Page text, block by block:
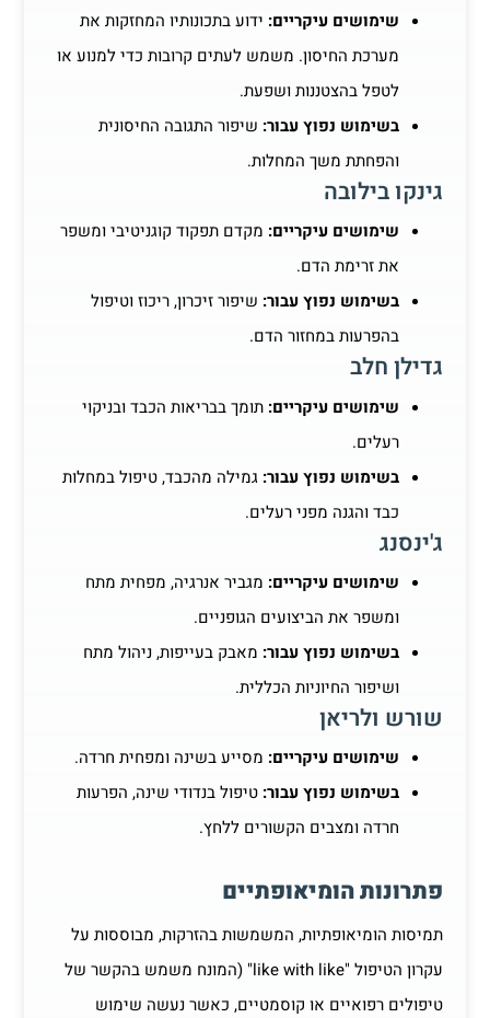
שימושים עיקריים: ידוע בתכונותיו המחזקות את
מערכת החיסון. משמש לעתים קרובות כדי למנוע או
לטפל בהצטננות ושפעת.
בשימוש נפוץ עבור: שיפור התגובה החיסונית
והפחתת משך המחלות.
גינקו בילובה
שימושים עיקריים: מקדם תפקוד קוגניטיבי ומשפר
את זרימת הדם.
בשימוש נפוץ עבור: שיפור זיכרון, ריכוז וטיפול
בהפרעות במחזור הדם.
גדילן חלב
שימושים עיקריים: תומך בבריאות הכבד ובניקוי
רעלים.
בשימוש נפוץ עבור: גמילה מהכבד, טיפול במחלות
כבד והגנה מפני רעלים.
ג'ינסנג
שימושים עיקריים: מגביר אנרגיה, מפחית מתח
ומשפר את הביצועים הגופניים.
בשימוש נפוץ עבור: מאבק בעייפות, ניהול מתח
ושיפור החיוניות הכללית.
שורש ולריאן
שימושים עיקריים: מסייע בשינה ומפחית חרדה.
בשימוש נפוץ עבור: טיפול בנדודי שינה, הפרעות
חרדה ומצבים הקשורים ללחץ.
פתרונות הומיאופתיים
תמיסות הומיאופתיות, המשמשות בהזרקות, מבוססות על
עקרון הטיפול "like with like" (המונח משמש בהקשר של
טיפולים רפואיים או קוסמטיים, כאשר נעשה שימוש